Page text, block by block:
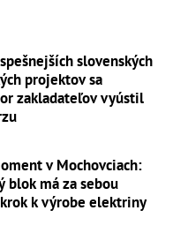
slovenských
projektov sa
zakladateľov vyústil
v Mochovciach:
blok má za sebou
k výrobe elektriny